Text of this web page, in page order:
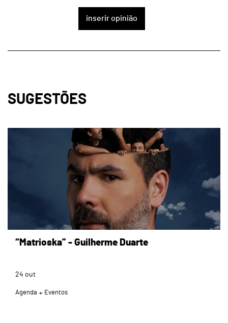
inserir opinião
SUGESTÕES
“Matrioska” - Guilherme Duarte
24 out
Agenda Eventos